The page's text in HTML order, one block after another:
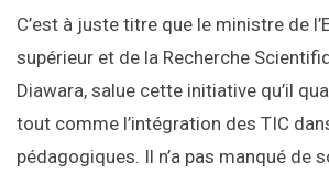
C’est à juste titre que le ministre de
supérieur et de la Recherche
Diawara, salue cette initiative qu’il
tout comme l’intégration des TIC
pédagogiques. Il n’a pas manqué de